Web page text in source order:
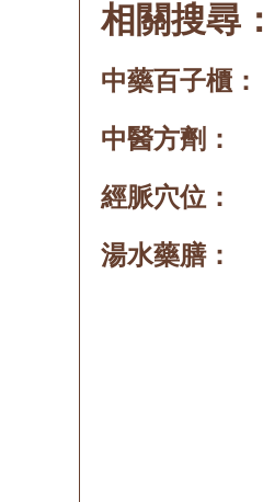
相關搜尋：
中藥百子櫃：
中醫方劑：
經脈穴位：
湯水藥膳：